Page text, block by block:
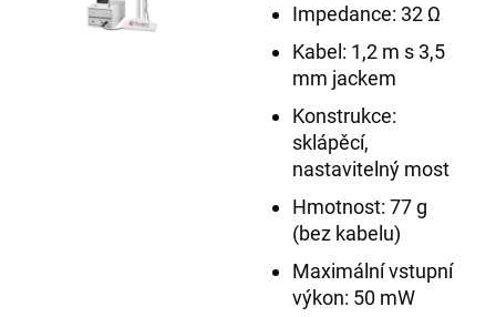
Impedance: 32 Ω
Kabel: 1,2 m s 3,5
mm jackem
Konstrukce:
sklápěcí,
nastavitelný most
Hmotnost: 77 g
(bez kabelu)
Maximální vstupní
výkon: 50 mW